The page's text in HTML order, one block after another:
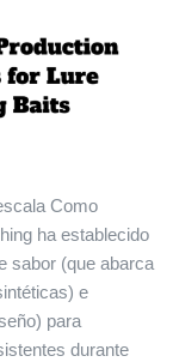
Como
ha establecido
sabor (que abarca
e
para
durante